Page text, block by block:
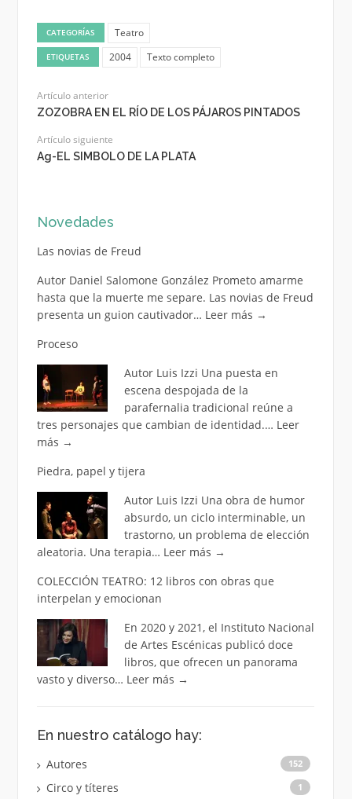
CATEGORÍAS Teatro
ETIQUETAS 2004 Texto completo
Artículo anterior
ZOZOBRA EN EL RÍO DE LOS PÁJAROS PINTADOS
Artículo siguiente
Ag-EL SIMBOLO DE LA PLATA
Novedades
Las novias de Freud
Autor Daniel Salomone González Prometo amarme
hasta que la muerte me separe. Las novias de Freud
presenta un guion cautivador… Leer más →
Proceso
Autor Luis Izzi Una puesta en
escena despojada de la
parafernalia tradicional reúne a
tres personajes que cambian de identidad.… Leer
más →
Piedra, papel y tijera
Autor Luis Izzi Una obra de humor
absurdo, un ciclo interminable, un
trastorno, un problema de elección
aleatoria. Una terapia… Leer más →
COLECCIÓN TEATRO: 12 libros con obras que
interpelan y emocionan
En 2020 y 2021, el Instituto Nacional
de Artes Escénicas publicó doce
libros, que ofrecen un panorama
vasto y diverso… Leer más →
En nuestro catálogo hay:
Autores 152
Circo y títeres 1